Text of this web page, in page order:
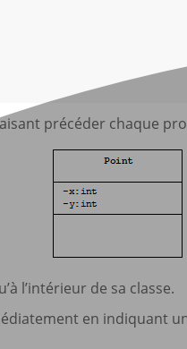
précéder chaque
l’intérieur de sa classe.
en indiquant